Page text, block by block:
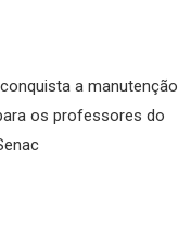
a manutenção
os professores do